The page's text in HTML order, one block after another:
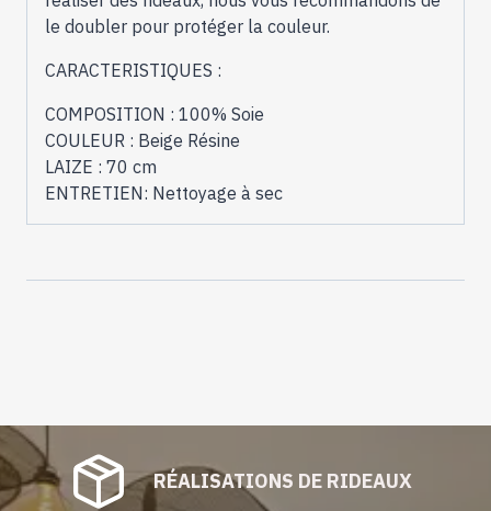
le doubler pour protéger la couleur.
CARACTERISTIQUES :
COMPOSITION : 100% Soie
COULEUR : Beige Résine
LAIZE : 70 cm
ENTRETIEN: Nettoyage à sec
RÉALISATIONS DE RIDEAUX